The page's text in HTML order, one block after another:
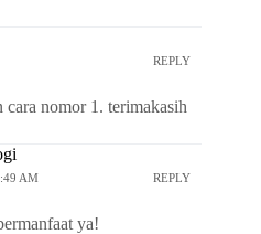
REPLY
cara nomor 1. terimakasih
AM REPLY
ya!